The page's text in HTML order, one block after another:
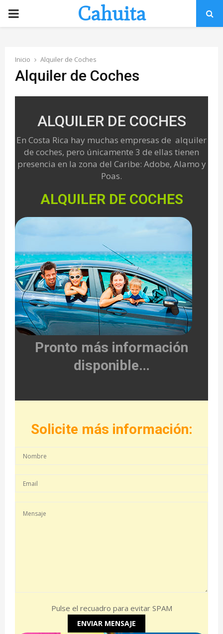
P
M
N
U
Cahuita
Inicio Alquiler de Coches
Alquiler de Coches
ALQUILER DE COCHES
En Costa Rica hay muchas empresas de alquiler
de coches, pero únicamente 3 de ellas tienen
presencia en la zona del Caribe: Adobe, Alamo y
Poas.
ALQUILER DE COCHES
Pronto más información
disponible…
Solicite más información:
Pulse el recuadro para evitar SPAM